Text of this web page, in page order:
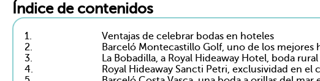
Índice de contenidos
1.
Ventajas de celebrar bodas en hoteles
2.
Barceló Montecastillo Golf, uno de los mejores
3.
La Bobadilla, a Royal Hideaway Hotel, boda
4.
Royal Hideaway Sancti Petri, exclusividad en